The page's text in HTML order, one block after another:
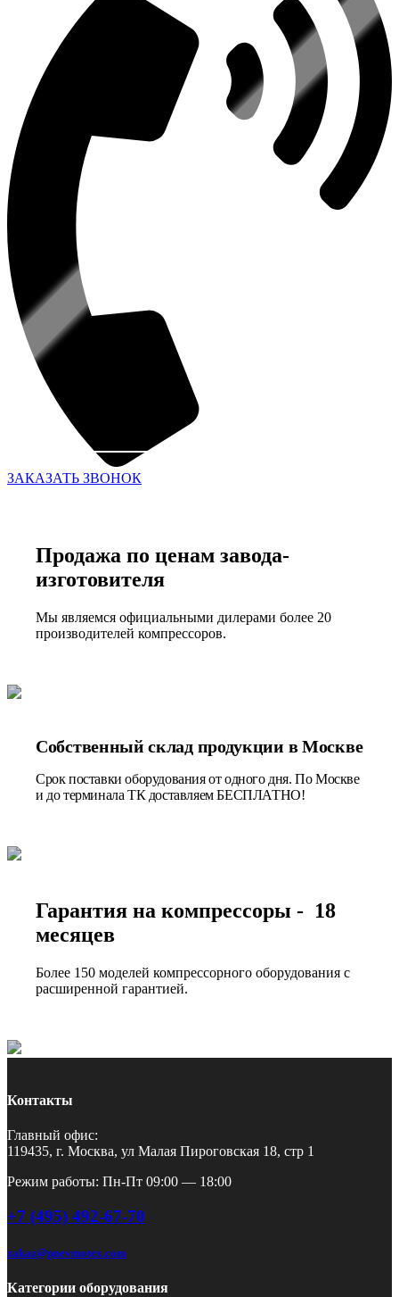
ЗАКАЗАТЬ ЗВОНОК
Продажа по ценам завода-
изготовителя
Мы являемся официальными дилерами более 20
производителей компрессоров.
Собственный склад продукции в Москве
Срок поставки оборудования от одного дня. По Москве
и до терминала ТК доставляем БЕСПЛАТНО!
Гарантия на компрессоры - 18
месяцев
Более 150 моделей компрессорного оборудования с
расширенной гарантией.
Контакты
Главный офис:
119435, г. Москва, ул Малая Пироговская 18, стр 1
Режим работы: Пн-Пт 09:00 — 18:00
+7 (495) 492-67-70
zakaz@pnevmotex.com
Категории оборудования